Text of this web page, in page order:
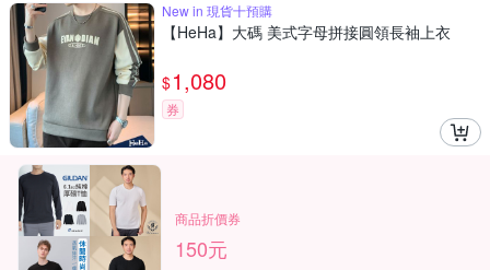
New in 現貨十預購
【HeHa】大碼 美式字母拼接圓領長袖上衣
$1,080
券
商品折價券
150元